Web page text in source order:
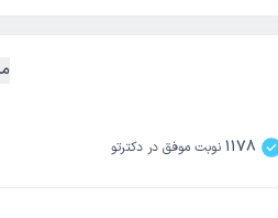
1178 نوبت موفق در دکترتو